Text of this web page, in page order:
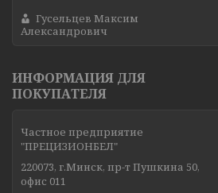
Гусельцев Максим
Александрович
ИНФОРМАЦИЯ ДЛЯ
ПОКУПАТЕЛЯ
Частное предприятие
"ПРЕЦИЗИОНБЕЛ"
220073, г.Минск, пр-т Пушкина 50,
офис 011